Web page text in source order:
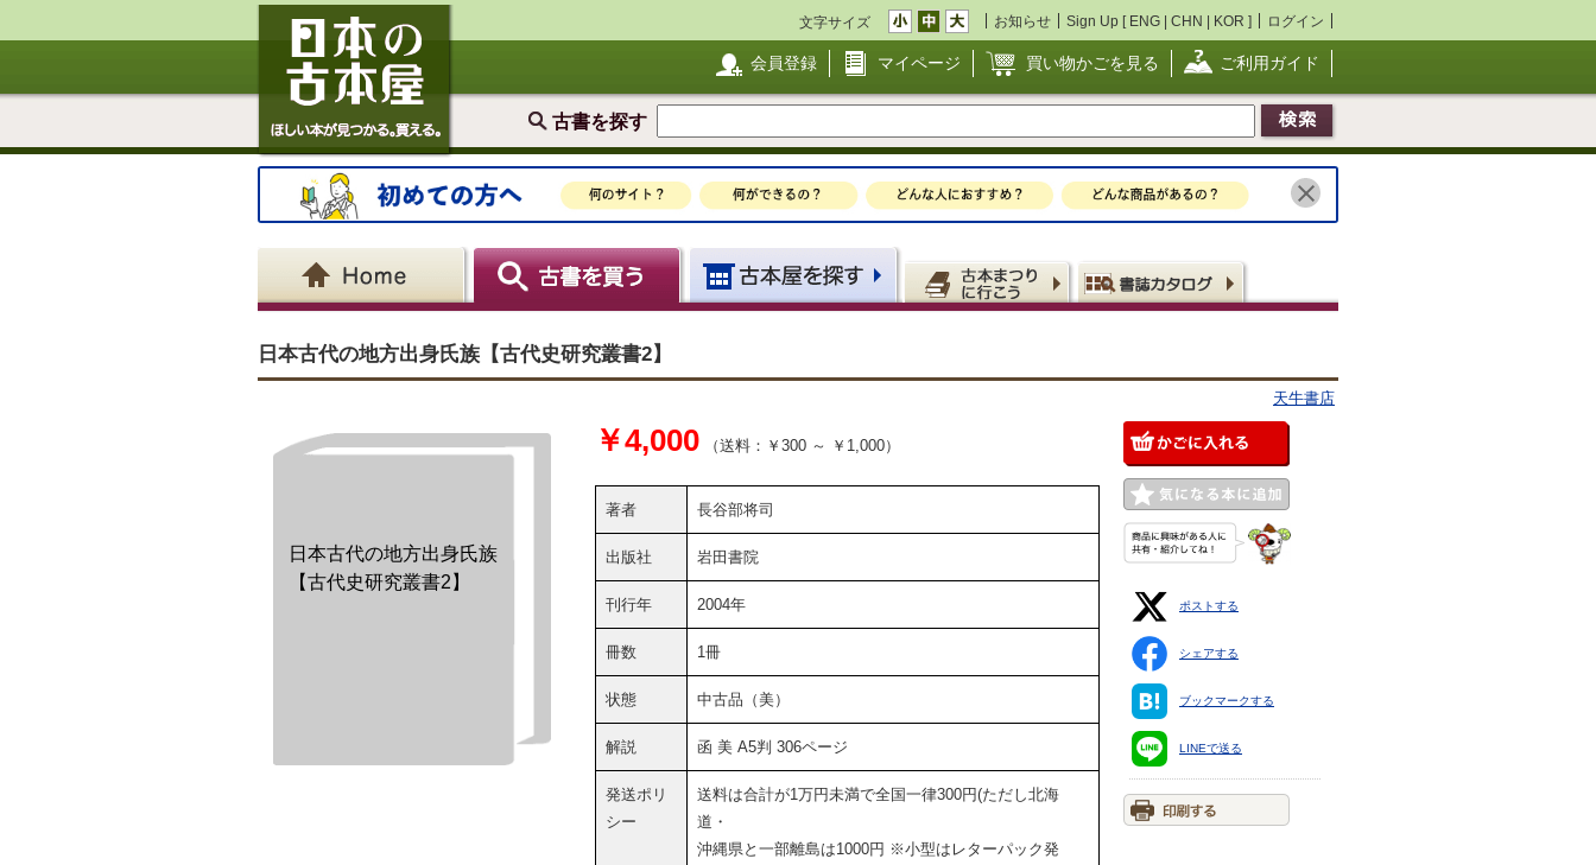
文字サイズ お知らせ Sign Up [ ENG | CHN | KOR ] ログイン
会員登録 マイページ 買い物かごを見る ご利用ガイド
古書を探す
日本古代の地方出身氏族【古代史研究叢書2】
天牛書店
日本古代の地方出身氏族
【古代史研究叢書2】
￥4,000 （送料：￥300 ～ ￥1,000）
著者 長谷部将司
出版社 岩田書院
刊行年 2004年
冊数 1冊
状態 中古品（美）
解説 函 美 A5判 306ページ
発送ポリ
シー
送料は合計が1万円未満で全国一律300円(ただし北海
道・
沖縄県と一部離島は1000円 ※小型はレターパック発
ポストする
シェアする
ブックマークする
LINEで送る